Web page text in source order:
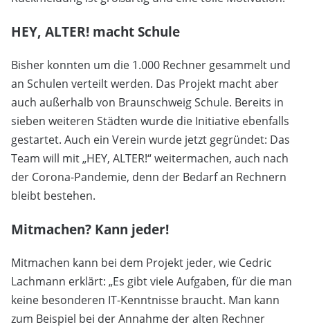
HEY, ALTER! macht Schule
Bisher konnten um die 1.000 Rechner gesammelt und
an Schulen verteilt werden. Das Projekt macht aber
auch außerhalb von Braunschweig Schule. Bereits in
sieben weiteren Städten wurde die Initiative ebenfalls
gestartet. Auch ein Verein wurde jetzt gegründet: Das
Team will mit „HEY, ALTER!“ weitermachen, auch nach
der Corona-Pandemie, denn der Bedarf an Rechnern
bleibt bestehen.
Mitmachen? Kann jeder!
Mitmachen kann bei dem Projekt jeder, wie Cedric
Lachmann erklärt: „Es gibt viele Aufgaben, für die man
keine besonderen IT-Kenntnisse braucht. Man kann
zum Beispiel bei der Annahme der alten Rechner